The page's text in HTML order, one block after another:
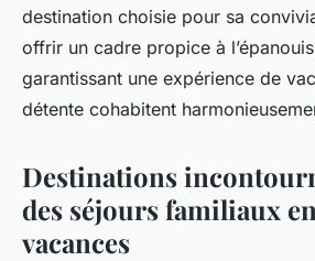
destination choisie pour sa
offrir un cadre propice à
garantissant une expérience de
détente cohabitent
Destinations
des séjours familiaux
vacances